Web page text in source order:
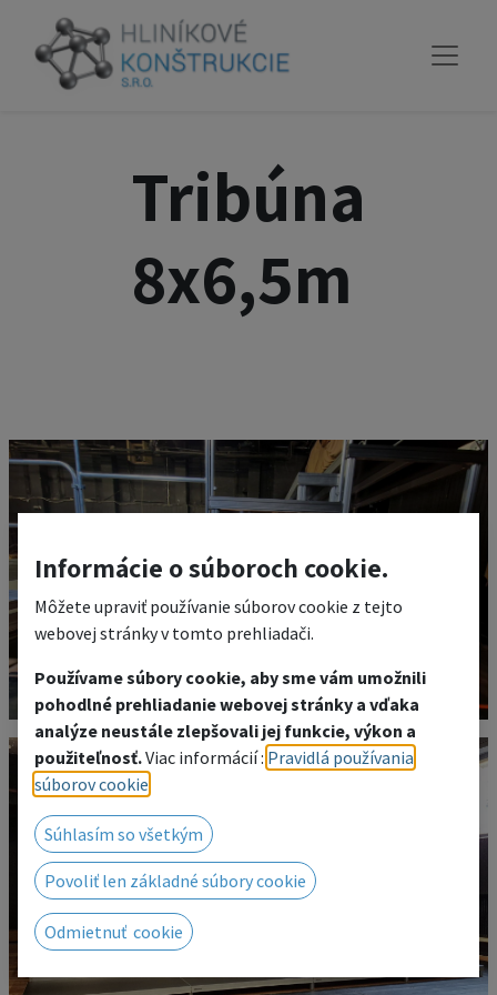
Tribúna
8x6,5m
Informácie o súboroch cookie.
Môžete upraviť používanie súborov cookie z tejto
webovej stránky v tomto prehliadači.
Používame súbory cookie, aby sme vám umožnili
pohodlné prehliadanie webovej stránky a vďaka
analýze neustále zlepšovali jej funkcie, výkon a
použiteľnosť.Viac informácií : Pravidlá používania
súborov cookie
Súhlasím so všetkým
Povoliť len základné súbory cookie
Odmietnuť cookie